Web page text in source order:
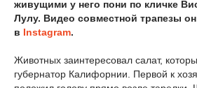
живущими у него пони по кличке
Лулу. Видео совместной трапезы
в Instagram.
Животных заинтересовал салат,
губернатор Калифорнии. Первой к